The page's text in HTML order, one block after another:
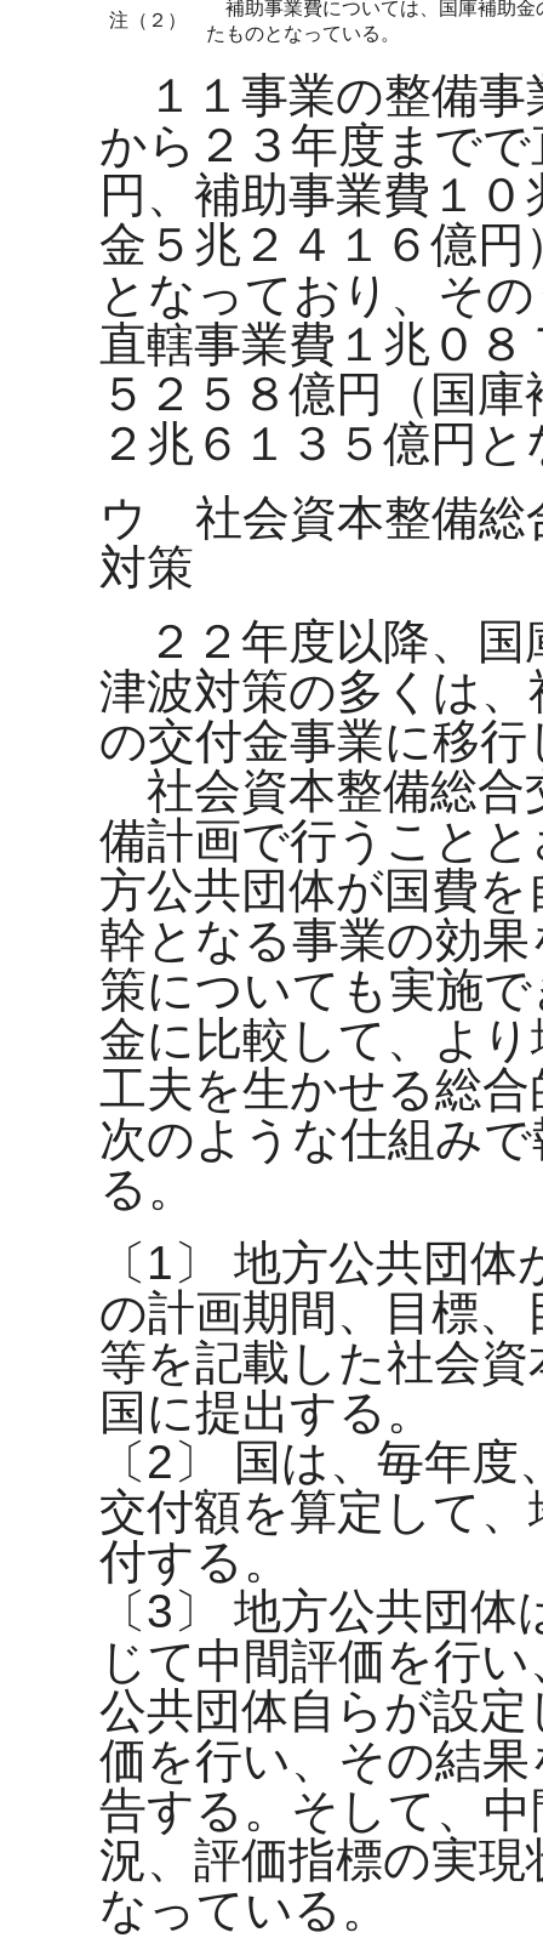
注（２）
補助事業費については、国庫補助金
たものとなっている。
１１事業の整備事
から２３年度まで
円、補助事業費１
金５兆２４１６億
となっており、そ
直轄事業費１兆０
５２５８億円（国
２兆６１３５億円
ウ 社会資本整備総
対策
２２年度以降、国
津波対策の多くは
の交付金事業に移
社会資本整備総合
備計画で行うこと
方公共団体が国費
幹となる事業の効
策についても実施
金に比較して、よ
工夫を生かせる総
次のような仕組み
る。
〔1〕 地方公共団
の計画期間、目標
等を記載した社会
国に提出する。
〔2〕 国は、毎年
交付額を算定して
付する。
〔3〕 地方公共団
じて中間評価を行
公共団体自らが設
価を行い、その結
告する。そして、
況、評価指標の実
なっている。